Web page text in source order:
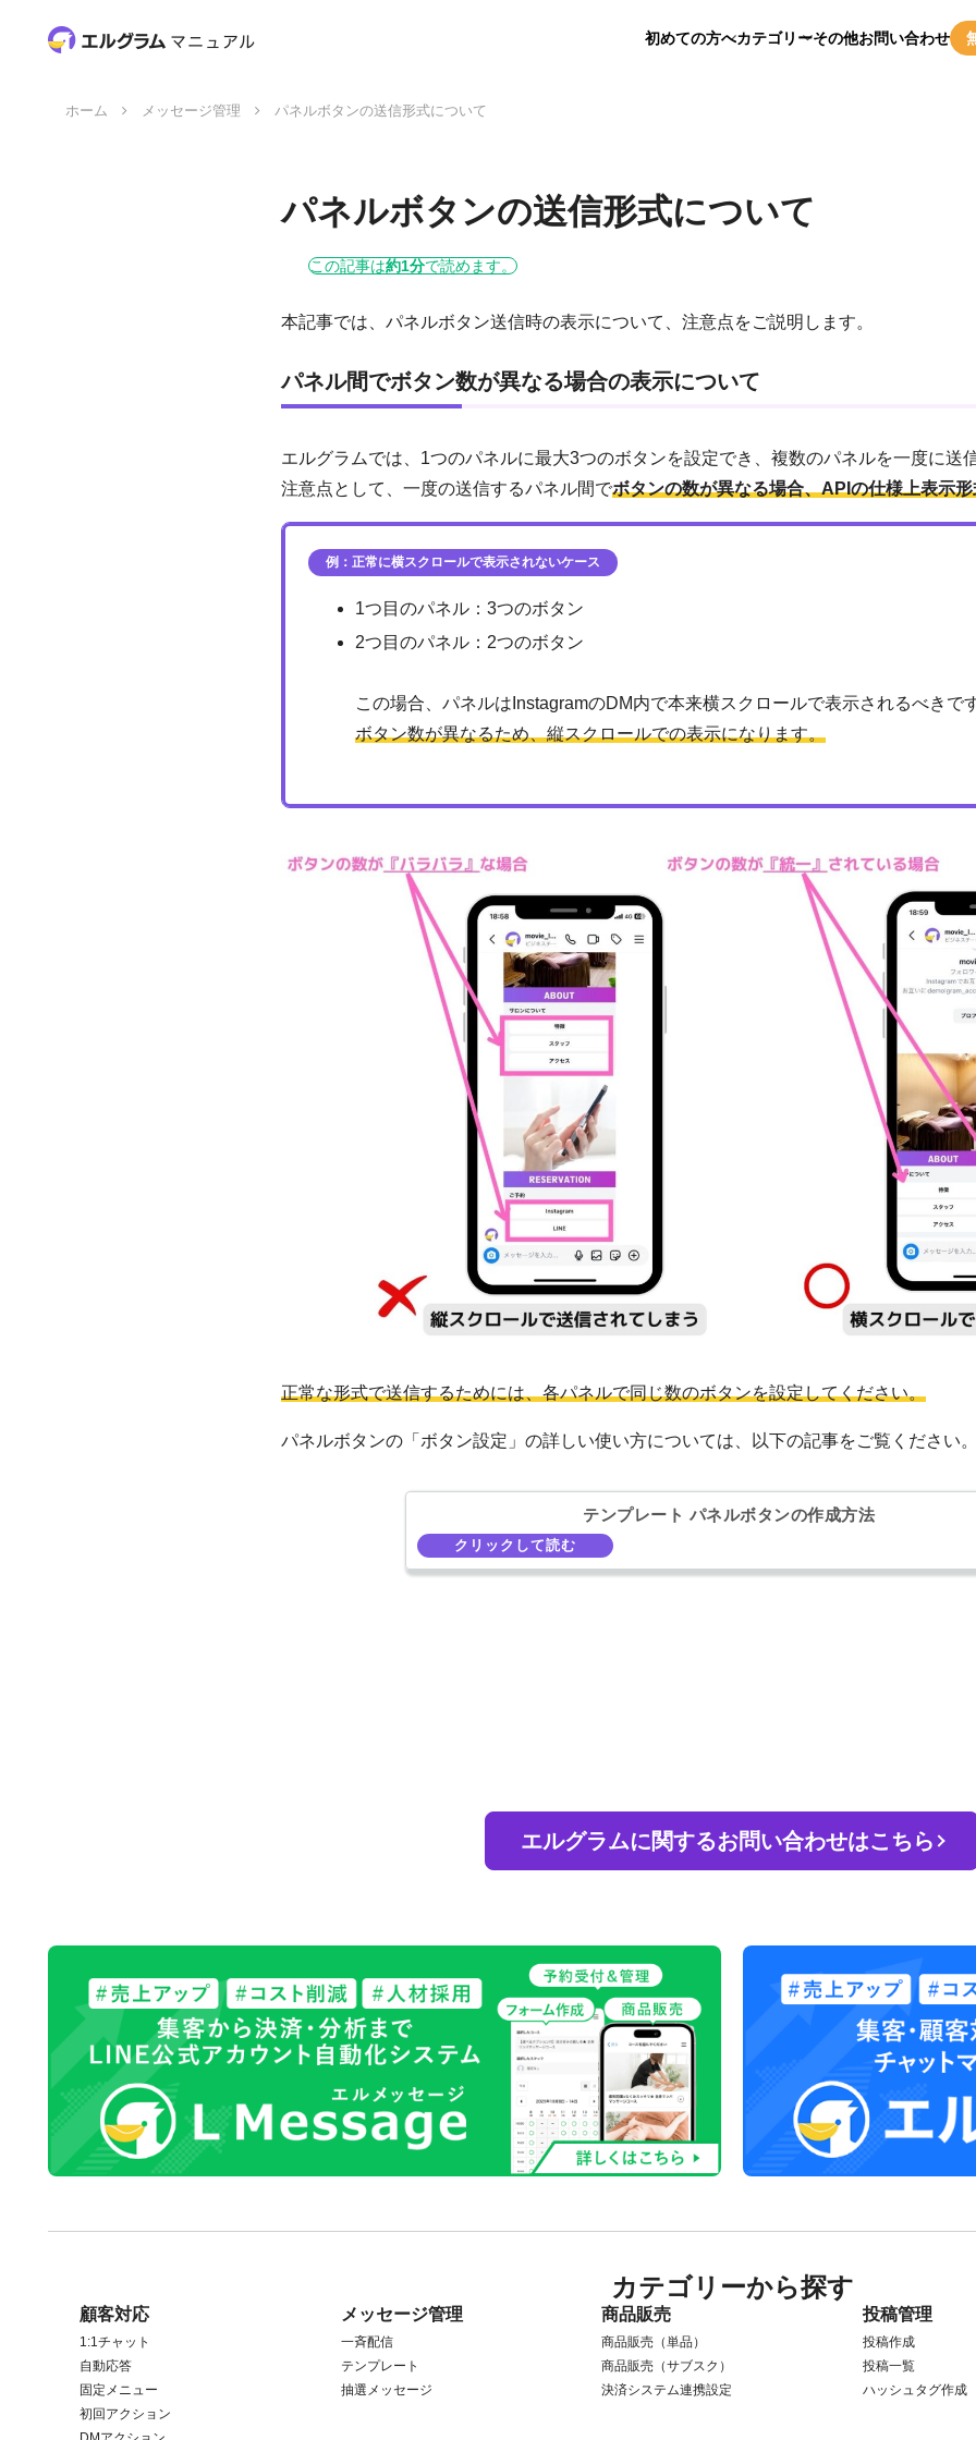
初めての方へカテゴリーその他お問い合わせ
ホーム メッセージ管理 パネルボタンの送信形式について
パネルボタンの送信形式について
この記事は約1分で読めます。
本記事では、パネルボタン送信時の表示について、注意点をご説明します。
パネル間でボタン数が異なる場合の表示について
エルグラムでは、1つのパネルに最大3つのボタンを設定でき、複数のパネルを一度に送
注意点として、一度の送信するパネル間でボタンの数が異なる場合、APIの仕様上表示形
例：正常に横スクロールで表示されないケース
1つ目のパネル：3つのボタン
2つ目のパネル：2つのボタン
この場合、パネルはInstagramのDM内で本来横スクロールで表示されるべきで
ボタン数が異なるため、縦スクロールでの表示になります。
正常な形式で送信するためには、各パネルで同じ数のボタンを設定してください。
パネルボタンの「ボタン設定」の詳しい使い方については、以下の記事をご覧ください
テンプレート パネルボタンの作成方法
エルグラムに関するお問い合わせはこちら
カテゴリーから探す
顧客対応
1:1チャット
自動応答
固定メニュー
初回アクション
メッセージ管理
一斉配信
テンプレート
抽選メッセージ
商品販売
商品販売（単品）
商品販売（サブスク）
決済システム連携設定
投稿管理
投稿作成
投稿一覧
ハッシュタグ作成